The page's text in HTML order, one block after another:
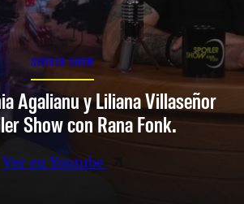
SPOILER SHOW
Agalianu y Liliana Villaseñor
Show con Rana Fonk.
Ver en Youtube